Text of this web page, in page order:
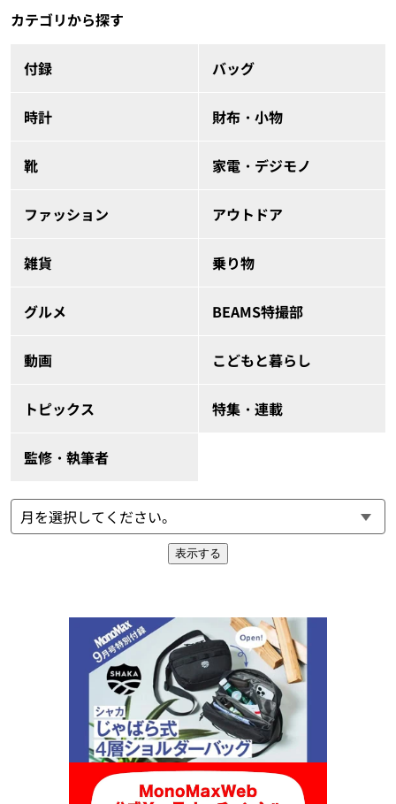
カテゴリから探す
付録 バッグ
時計 財布・小物
靴 家電・デジモノ
ファッション アウトドア
雑貨 乗り物
グルメ BEAMS特撮部
動画 こどもと暮らし
トピックス 特集・連載
監修・執筆者
表示する